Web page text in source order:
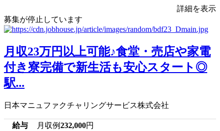
詳細を表示
募集が停止しています
月収23万円以上可能♪食堂・売店や家電
付き寮完備で新生活も安心スタート◎
駅...
日本マニュファクチャリングサービス株式会社
給与 月収例232,000円